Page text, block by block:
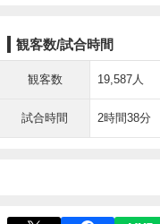
観客数/試合時間
観客数 19,587人
試合時間 2時間38分